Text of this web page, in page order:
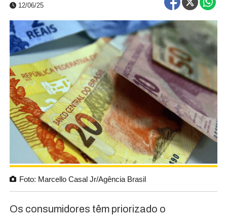
12/06/25
Foto: Marcello Casal Jr/Agência Brasil
Os consumidores têm priorizado o